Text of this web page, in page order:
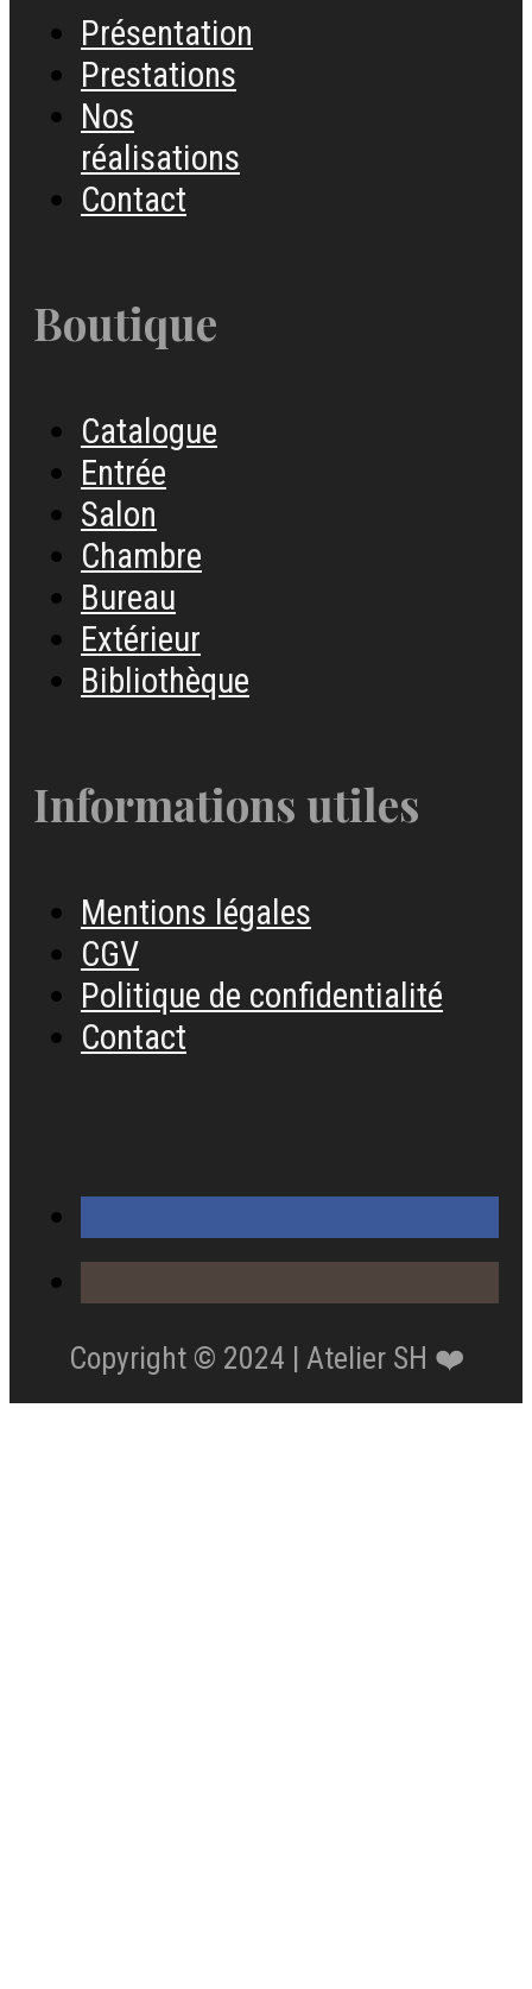
Présentation
Prestations
Nos
réalisations
Contact
Boutique
Catalogue
Entrée
Salon
Chambre
Bureau
Extérieur
Bibliothèque
Informations utiles
Mentions légales
CGV
Politique de confidentialité
Contact
Copyright © 2024 | Atelier SH ❤️